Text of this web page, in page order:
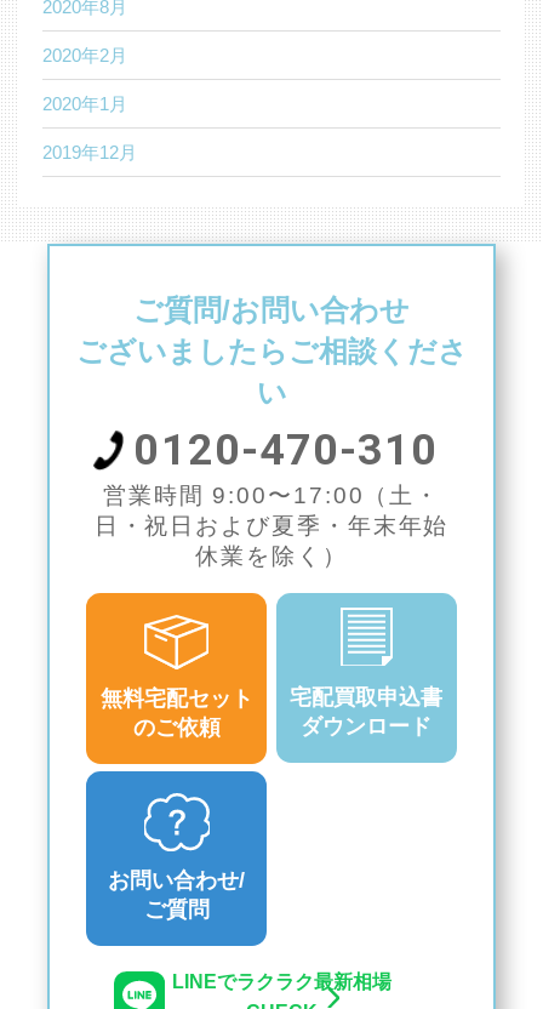
2020年8月
2020年2月
2020年1月
2019年12月
ご質問/お問い合わせ
ございましたらご相談くださ
い
0120-470-310
営業時間 9:00〜17:00（土・
日・祝日および夏季・年末年始
休業を除く）
無料宅配セット
のご依頼
宅配買取申込書
ダウンロード
お問い合わせ/
ご質問
LINEでラクラク最新相場